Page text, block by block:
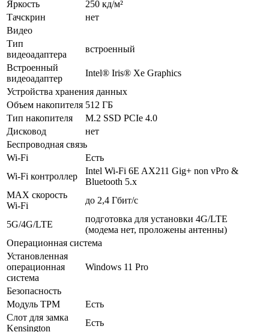
Яркость
250 кд/м²
Тачскрин
нет
Видео
Тип
видеоадаптера
встроенный
Встроенный
видеоадаптер
Intel®️ Iris®️ Xe Graphics
Устройства хранения данных
Объем накопителя 512 ГБ
Тип накопителя
M.2 SSD PCIe 4.0
Дисковод
нет
Беспроводная связь
Wi-Fi
Есть
Wi-Fi контроллер
Intel Wi-Fi 6E AX211 Gig+ non vPro &
Bluetooth 5.x
MAX скорость
Wi-Fi
до 2,4 Гбит/с
5G/4G/LTE
подготовка для установки 4G/LTE
(модема нет, проложены антенны)
Операционная система
Установленная
операционная
система
Windows 11 Pro
Безопасность
Модуль TPM
Есть
Слот для замка
Kensington
Есть